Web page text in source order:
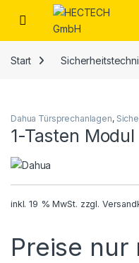
Open
Start
Dahua Türsprechanlagen,
1-Tasten Modul
inkl. 19 % MwSt. zzgl.
Preise nur